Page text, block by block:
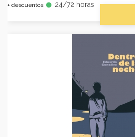
+ descuentos fiber_manual_record 24/72 horas